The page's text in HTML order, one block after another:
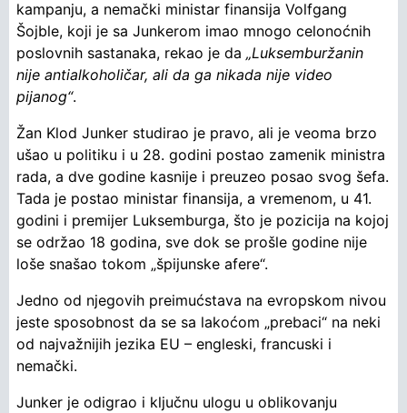
kampanju, a nemački ministar finansija Volfgang
Šojble, koji je sa Junkerom imao mnogo celonoćnih
poslovnih sastanaka, rekao je da „Luksemburžanin
nije antialkoholičar, ali da ga nikada nije video
pijanog“.
Žan Klod Junker studirao je pravo, ali je veoma brzo
ušao u politiku i u 28. godini postao zamenik ministra
rada, a dve godine kasnije i preuzeo posao svog šefa.
Tada je postao ministar finansija, a vremenom, u 41.
godini i premijer Luksemburga, što je pozicija na kojoj
se održao 18 godina, sve dok se prošle godine nije
loše snašao tokom „špijunske afere“.
Jedno od njegovih preimućstava na evropskom nivou
jeste sposobnost da se sa lakoćom „prebaci“ na neki
od najvažnijih jezika EU – engleski, francuski i
nemački.
Junker je odigrao i ključnu ulogu u oblikovanju